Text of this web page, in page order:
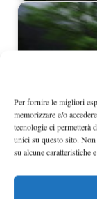
Per fornire le migliori
memorizzare e/o
tecnologie ci permetterà
unici su questo sito.
su alcune caratteristiche
Nissan Micra